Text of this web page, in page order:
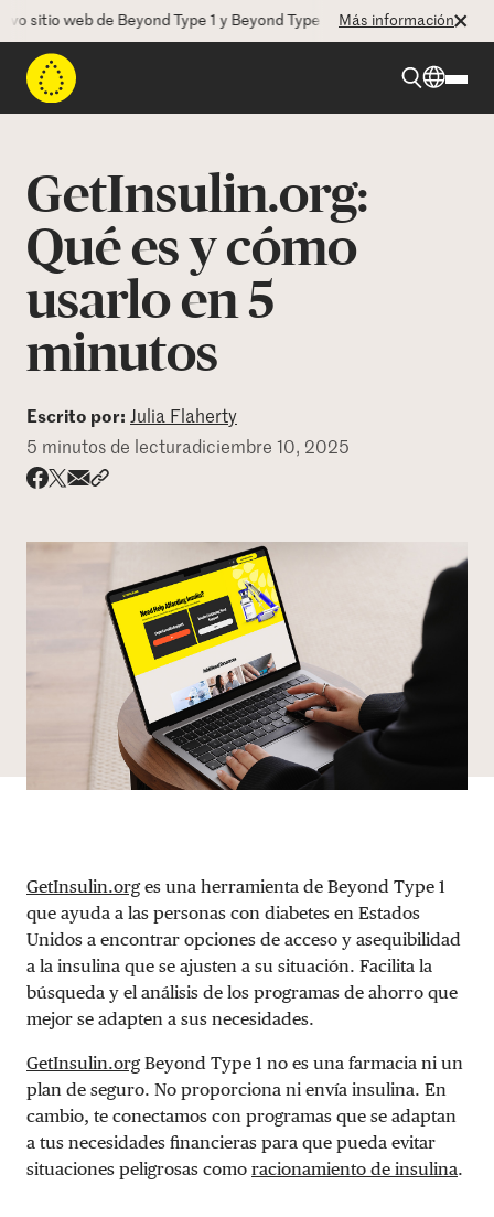
web de Beyond Type 1 y Beyond Type 2! La CEO Deborah Dugan
Más información
Recursos
Quienes somos
GetInsulin.org:
Qué es y cómo
usarlo en 5
minutos
Escrito por: Julia Flaherty
5 minutos de lecturadiciembre 10, 2025
GetInsulin.orges una herramienta de Beyond Type 1
que ayuda a las personas con diabetes en Estados
Unidos a encontrar opciones de acceso y asequibilidad
a la insulina que se ajusten a su situación. Facilita la
búsqueda y el análisis de los programas de ahorro que
mejor se adapten a sus necesidades.
GetInsulin.orgBeyond Type 1 no es una farmacia ni un
plan de seguro. No proporciona ni envía insulina. En
cambio, te conectamos con programas que se adaptan
a tus necesidades financieras para que pueda evitar
situaciones peligrosas como racionamiento de insulina.